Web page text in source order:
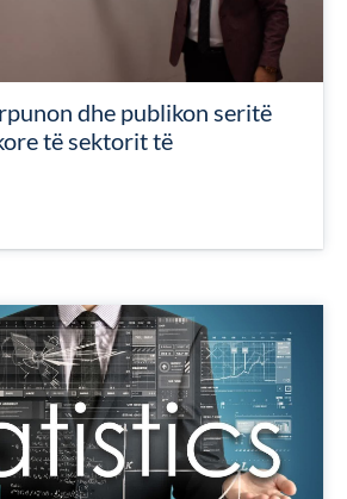
dhe publikon seritë
të sektorit të